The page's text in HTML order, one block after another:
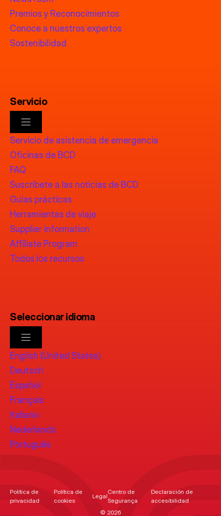
Premios y Reconocimientos
Conoce a nuestros expertos
Sostenibilidad
Servicio
Servicio de asistencia de emergencia
Oficinas de BCD
FAQ
Suscríbete a las noticias de BCD
Guías prácticas
Herramientas de viaje
Supplier information
Affiliate Program
Todos los recursos
Seleccionar idioma
English (United States)
Deutsch
Español
Français
Italiano
Nederlands
Português
© 2026
Política de
privacidad
Política de
cookies
Legal
Centro de
Segurança
Declaración de
accesibilidad